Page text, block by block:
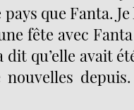
que Fanta.
fête avec
dit qu’elle avait
nouvelles